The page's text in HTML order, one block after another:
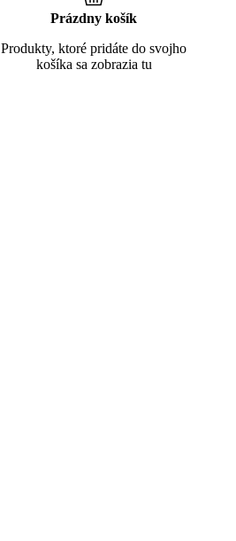
Prázdny košík
Produkty, ktoré pridáte do svojho
košíka sa zobrazia tu